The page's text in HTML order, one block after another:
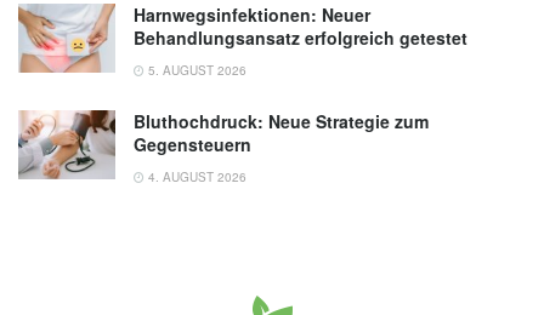
Harnwegsinfektionen: Neuer
Behandlungsansatz erfolgreich getestet
5. AUGUST 2026
Bluthochdruck: Neue Strategie zum
Gegensteuern
4. AUGUST 2026